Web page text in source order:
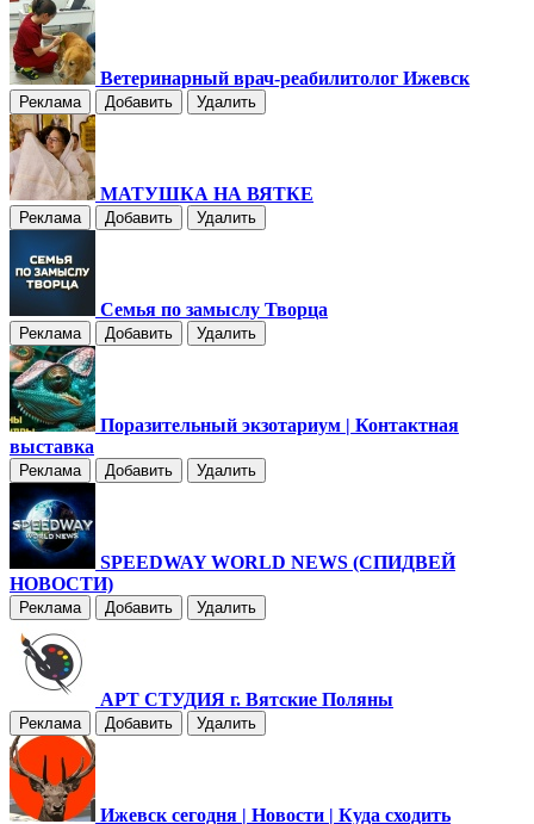
Ветеринарный врач-реабилитолог Ижевск
Реклама Добавить Удалить
МАТУШКА НА ВЯТКЕ
Реклама Добавить Удалить
Семья по замыслу Творца
Реклама Добавить Удалить
Поразительный экзотариум | Контактная
выставка
Реклама Добавить Удалить
SPEEDWAY WORLD NEWS (СПИДВЕЙ
НОВОСТИ)
Реклама Добавить Удалить
АРТ СТУДИЯ г. Вятские Поляны
Реклама Добавить Удалить
Ижевск сегодня | Новости | Куда сходить